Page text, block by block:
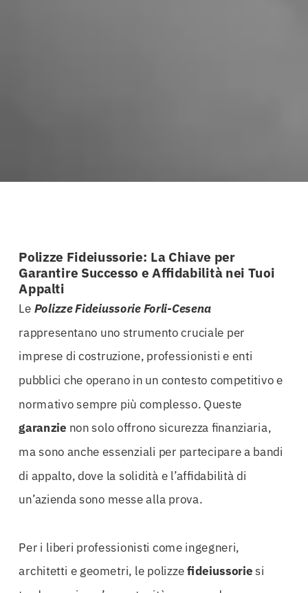
Polizze Fideiussorie: La Chiave per
Garantire Successo e Affidabilità nei Tuoi
Appalti
Le Polizze Fideiussorie Forli-Cesena
rappresentano uno strumento cruciale per
imprese di costruzione, professionisti e enti
pubblici che operano in un contesto competitivo e
normativo sempre più complesso. Queste
garanzie non solo offrono sicurezza finanziaria,
ma sono anche essenziali per partecipare a bandi
di appalto, dove la solidità e l’affidabilità di
un’azienda sono messe alla prova.
Per i liberi professionisti come ingegneri,
architetti e geometri, le polizzefideiussoriesi